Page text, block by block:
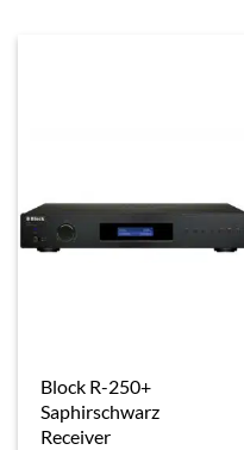
Block R-250+
Saphirschwarz
Receiver